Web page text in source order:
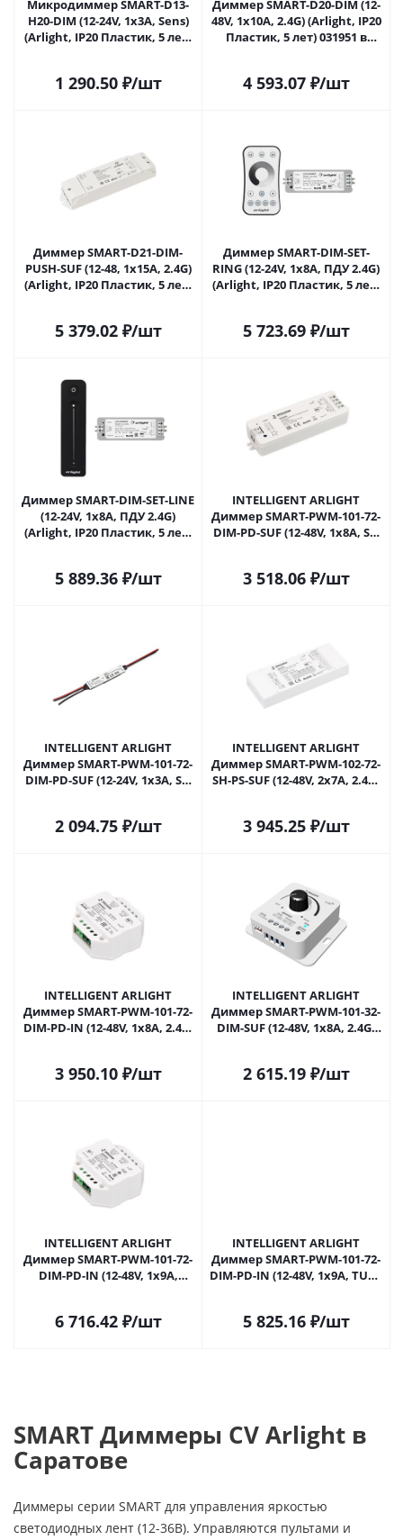
Микродиммер SMART-D13-
H20-DIM (12-24V, 1x3A, Sens)
(Arlight, IP20 Пластик, 5 лет)
1 290.50₽/шт
Диммер SMART-D20-DIM (12-
48V, 1x10A, 2.4G) (Arlight, IP20
Пластик, 5 лет) 031951 в
4 593.07₽/шт
Диммер SMART-D21-DIM-
PUSH-SUF (12-48, 1x15A, 2.4G)
(Arlight, IP20 Пластик, 5 лет)
5 379.02₽/шт
Диммер SMART-DIM-SET-
RING (12-24V, 1x8A, ПДУ 2.4G)
(Arlight, IP20 Пластик, 5 лет)
5 723.69₽/шт
Диммер SMART-DIM-SET-LINE
(12-24V, 1x8A, ПДУ 2.4G)
(Arlight, IP20 Пластик, 5 лет)
5 889.36₽/шт
INTELLIGENT ARLIGHT
Диммер SMART-PWM-101-72-
DIM-PD-SUF (12-48V, 1x8A, SS,
3 518.06₽/шт
INTELLIGENT ARLIGHT
Диммер SMART-PWM-101-72-
DIM-PD-SUF (12-24V, 1x3A, SS,
2 094.75₽/шт
INTELLIGENT ARLIGHT
Диммер SMART-PWM-102-72-
SH-PS-SUF (12-48V, 2x7A, 2.4G)
3 945.25₽/шт
INTELLIGENT ARLIGHT
Диммер SMART-PWM-101-72-
DIM-PD-IN (12-48V, 1x8A, 2.4G)
3 950.10₽/шт
INTELLIGENT ARLIGHT
Диммер SMART-PWM-101-32-
DIM-SUF (12-48V, 1x8A, 2.4G)
2 615.19₽/шт
INTELLIGENT ARLIGHT
Диммер SMART-PWM-101-72-
DIM-PD-IN (12-48V, 1x9A,
Саратове
6 716.42₽/шт
INTELLIGENT ARLIGHT
Диммер SMART-PWM-101-72-
DIM-PD-IN (12-48V, 1x9A, TUYA
Саратове
5 825.16₽/шт
SMART Диммеры CV Arlight в
Саратове
Диммеры серии SMART для управления яркостью
светодиодных лент (12-36В). Управляются пультами и